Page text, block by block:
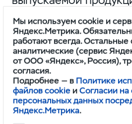
осуществлять
«Эхо-Экспорт».
По словам Сергея
руководителя
организации
Мы используем cookie и
Яндекс.Метрика.
работают всегда.
аналитические (сервис
от ООО «Яндекс», Россия),
согласия.
Подробнее — в Политике
файлов cookie иСогласии на
персональных данных
Яндекс.Метрика.